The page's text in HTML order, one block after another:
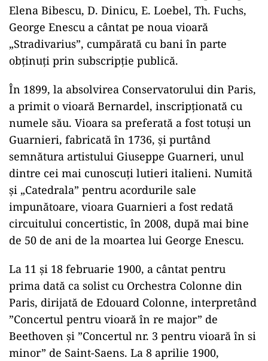
Elena Bibescu, D. Dinicu, E. Loebel, Th. Fuchs,
George Enescu a cântat pe noua vioară
„Stradivarius”, cumpărată cu bani în parte
obţinuţi prin subscripţie publică.
În 1899, la absolvirea Conservatorului din Paris,
a primit o vioară Bernardel, inscripţionată cu
numele său. Vioara sa preferată a fost totuşi un
Guarnieri, fabricată în 1736, şi purtând
semnătura artistului Giuseppe Guarneri, unul
dintre cei mai cunoscuţi lutieri italieni. Numită
şi „Catedrala” pentru acordurile sale
impunătoare, vioara Guarnieri a fost redată
circuitului concertistic, în 2008, după mai bine
de 50 de ani de la moartea lui George Enescu.
La 11 şi 18 februarie 1900, a cântat pentru
prima dată ca solist cu Orchestra Colonne din
Paris, dirijată de Edouard Colonne, interpretând
”Concertul pentru vioară în re major” de
Beethoven şi ”Concertul nr. 3 pentru vioară în si
minor” de Saint-Saens. La 8 aprilie 1900,